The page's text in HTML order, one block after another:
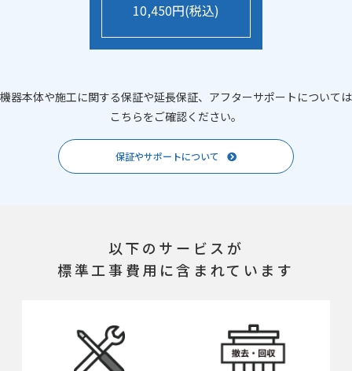
10,450円(税込)
機器本体や施工に関する保証や延長保証、アフターサポートについては
こちらをご確認ください。
保証やサポートについて
以下のサービスが
標準工事費用に含まれています